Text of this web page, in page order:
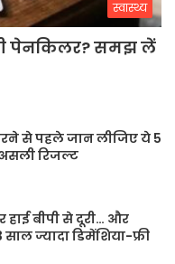
स्वास्थ्य
ही पेनकिलर? समझ लें
से पहले जान लीजिए ये 5
रिजल्ट
बीपी से दूरी… और
ज्यादा डिमेंशिया-फ्री